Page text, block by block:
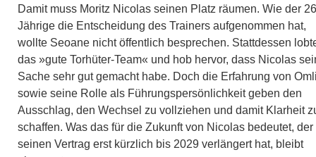
Damit muss Moritz Nicolas seinen Platz räumen. Wie der
Jährige die Entscheidung des Trainers aufgenommen hat,
wollte Seoane nicht öffentlich besprechen. Stattdessen
das »gute Torhüter-Team« und hob hervor, dass Nicolas
Sache sehr gut gemacht habe. Doch die Erfahrung von
sowie seine Rolle als Führungspersönlichkeit geben den
Ausschlag, den Wechsel zu vollziehen und damit Klarheit
schaffen. Was das für die Zukunft von Nicolas bedeutet, der
seinen Vertrag erst kürzlich bis 2029 verlängert hat, bleibt